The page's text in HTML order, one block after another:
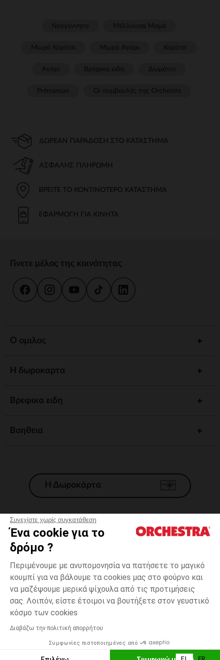
Συνεχίστε χωρίς συγκατάθεση
Ένα cookie για το
δρόμο ?
Περιμένουμε με ανυπομονησία να πατήσετε το μαγικό
κουμπί για να βάλουμε τα cookies μας στο φούρνο και
να μαζέψουμε μερικά ψίχουλα από τις προτιμήσεις
σας. Λοιπόν, είστε έτοιμοι να βουτήξετε στον γευστικό
κόσμο των cookies
Διαβάζω την πολιτική απορρήτου
Συμφωνίες πιστοποιημένες από
Λευκό
one
Δυνατότητα πληρωμής με
ΕΠΙΛΟΓΗ ΜΕΓΕΘΟΥΣ
ΔΩΡΕΆΝ ΠΑΡΆΔΟΣΗ ΣΤΟ ΚΑΤΆΣΤΗΜΑ
ΑΣΦΑΛΉΣ ΠΛΗΡΩΜΉ
ΒΡΕΊΤΕ ΤΟ ΚΟΝΤΙΝΌΤΕΡΟ ΚΑΤΆΣΤΗΜΑ
ΕΦΑΡΜΟΓΉ ΓΙΑ ΚΙΝΗΤΆ
Γίνετε μέλος της κοινότητας
Ο ομιλος
Η δωροκαρτα
Βρεφικα ειδη
Βοηθεια
Η Δωροκάρτα
Γενικοί 'Οροι Πώλησης
*Εμπορικες προσφορες
Προσωπικά δεδομένα
Διαχείρηση των cookies
Προσβασιμότητα: μη συμμορφούμενη
H Orchestra συμμετέχει στον κωδικά δεοντολογίας και στο σύστημα
μεσολάβησης της Γαλλικής Ομοσπονδίας Ηλεκτρονικού Εμπορίου.